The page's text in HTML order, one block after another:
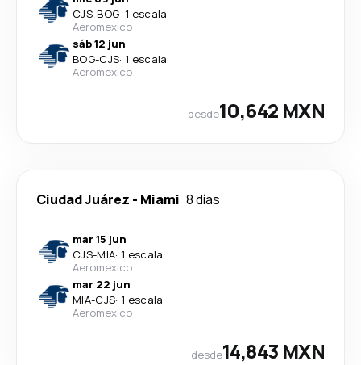
CJS-BOG· 1 escala
Aeromexico
sáb 12 jun
BOG-CJS· 1 escala
Aeromexico
desde10,642 MXN
Ciudad Juárez - Miami 8 días
mar 15 jun
CJS-MIA· 1 escala
Aeromexico
mar 22 jun
MIA-CJS· 1 escala
Aeromexico
desde14,843 MXN